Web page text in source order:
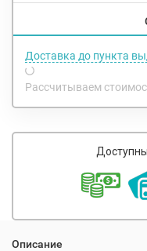
Доставка до пункта
Рассчитываем
Описание